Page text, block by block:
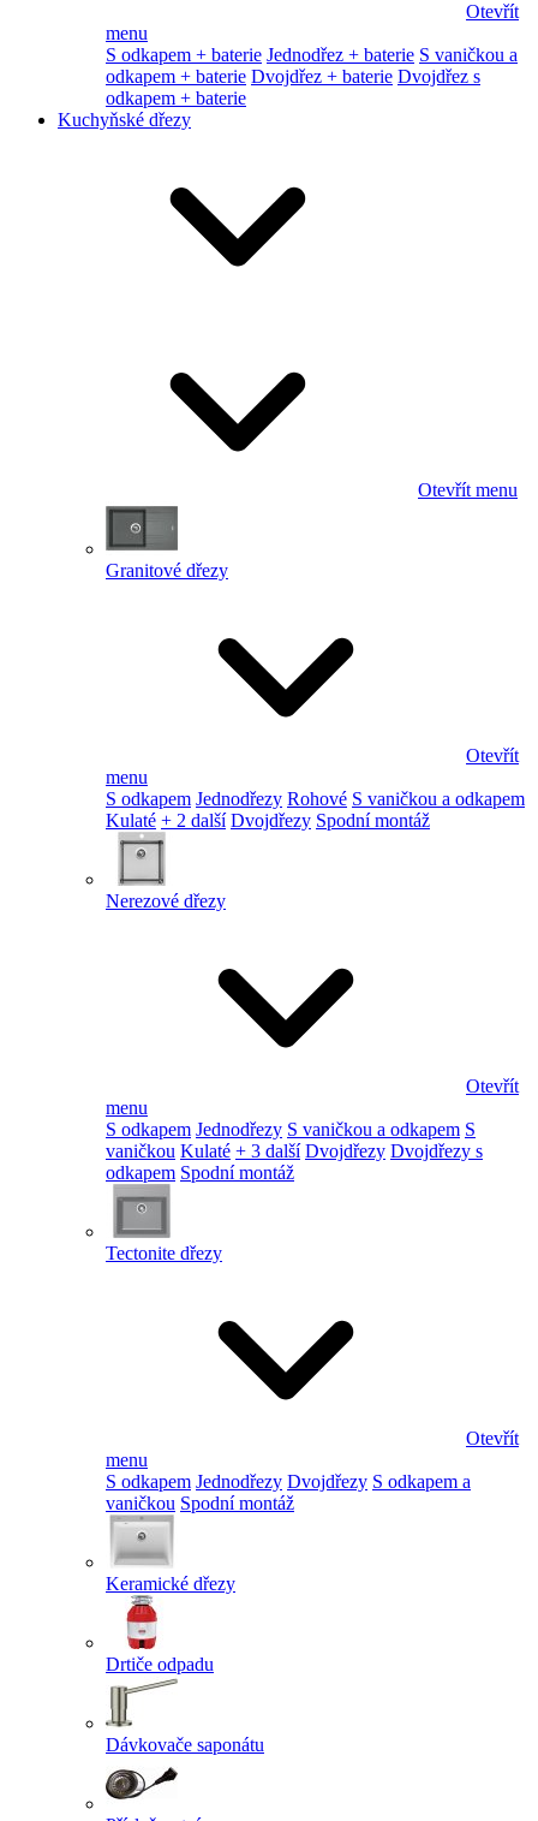
Otevřít
menu
S odkapem + baterie Jednodřez + baterie S vaničkou a
odkapem + baterie Dvojdřez + baterie Dvojdřez s
odkapem + baterie
Kuchyňské dřezy
Otevřít menu
Granitové dřezy
Otevřít
menu
S odkapem Jednodřezy Rohové S vaničkou a odkapem
Kulaté + 2 další Dvojdřezy Spodní montáž
Nerezové dřezy
Otevřít
menu
S odkapem Jednodřezy S vaničkou a odkapem S
vaničkou Kulaté + 3 další Dvojdřezy Dvojdřezy s
odkapem Spodní montáž
Tectonite dřezy
Otevřít
menu
S odkapem Jednodřezy Dvojdřezy S odkapem a
vaničkou Spodní montáž
Keramické dřezy
Drtiče odpadu
Dávkovače saponátu